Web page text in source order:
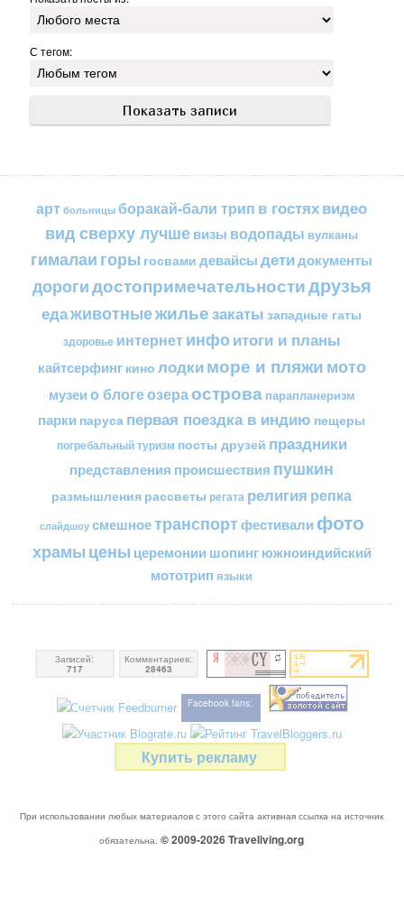
С тегом:
арт больницы боракай-бали трип в гостяхвидео
вид сверху лучшевизы водопады вулканы
гималаи горы госвами девайсы детидокументы
дорогидостопримечательностидрузья
едаживотныежильезакаты западные гаты
здоровье интернетинфоитоги и планы
кайтсерфинг кино лодкиморе и пляжимото
музеи о блогеозераострова парапланеризм
парки паруса первая поездка в индию пещеры
погребальный туризм посты друзей праздники
представления происшествия пушкин
размышления рассветы регата религия репка
слайдшоу смешноетранспортфестивали фото
храмы цены церемонии шопингюжноиндийский
мототрип языки
Записей:
717
Комментариев:
28463
Facebook fans:
Купить рекламу
При использовании любых материалов с этого сайта активная ссылка на источник
обязательна. © 2009-2026Traveliving.org